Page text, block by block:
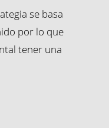
se basa
por lo que
tener una